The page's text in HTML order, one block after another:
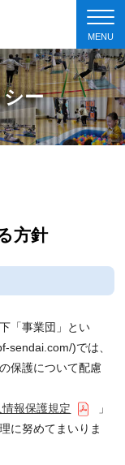
ー
方針
「事業団」とい
sendai.com/)では、
保護について配慮
報保護規定
」
に努めてまいりま